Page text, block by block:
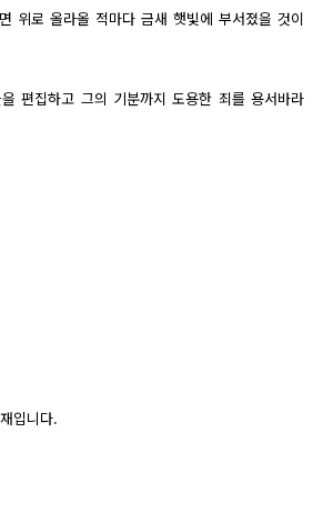
위로 올라올 적마다 금새 햇빛에 부서졌을 것이
편집하고 그의 기분까지 도용한 죄를 용서바라
입니다.